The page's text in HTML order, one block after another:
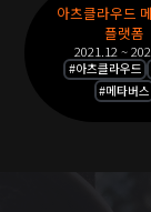
아츠클라우드
플랫폼
2021.12 ~
#아츠클라우드
#메타버스